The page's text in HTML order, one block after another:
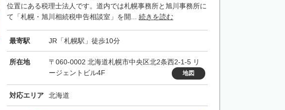
位置にある税理士法人です。道内では札幌事務所と旭川事務所に
て「札幌・旭川相続税申告相談室」を開... 続きを読む
最寄駅 JR「札幌駅」徒歩10分
所在地
〒060-0002 北海道札幌市中央区北2条西2-1-5 リ
ージェントビル4F
地図
対応エリア 北海道